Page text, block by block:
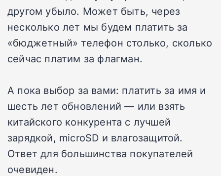
другом убыло. Может быть, через
несколько лет мы будем платить за
«бюджетный» телефон столько, сколько
сейчас платим за флагман.
А пока выбор за вами: платить за имя и
шесть лет обновлений — или взять
китайского конкурента с лучшей
зарядкой, microSD и влагозащитой.
Ответ для большинства покупателей
очевиден.